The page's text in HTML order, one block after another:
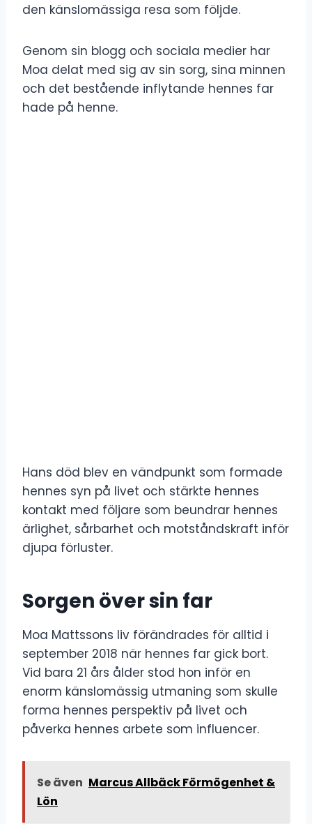
den känslomässiga resa som följde.
Genom sin blogg och sociala medier har
Moa delat med sig av sin sorg, sina minnen
och det bestående inflytande hennes far
hade på henne.
Hans död blev en vändpunkt som formade
hennes syn på livet och stärkte hennes
kontakt med följare som beundrar hennes
ärlighet, sårbarhet och motståndskraft inför
djupa förluster.
Sorgen över sin far
Moa Mattssons liv förändrades för alltid i
september 2018 när hennes far gick bort.
Vid bara 21 års ålder stod hon inför en
enorm känslomässig utmaning som skulle
forma hennes perspektiv på livet och
påverka hennes arbete som influencer.
Se även Marcus Allbäck Förmögenhet &
Lön